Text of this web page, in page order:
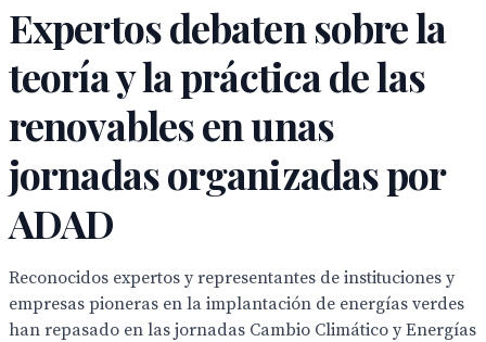
Expertos debaten sobre la
teoría y la práctica de las
renovables en unas
jornadas organizadas por
ADAD
Reconocidos expertos y representantes de instituciones y
empresas pioneras en la implantación de energías verdes
han repasado en las jornadas Cambio Climático y Energías